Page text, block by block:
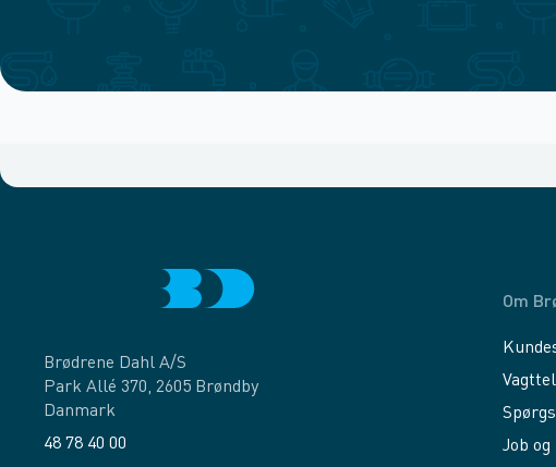
Brødrene Dahl A/S
Park Allé 370, 2605 Brøndby
Danmark
48 78 40 00
Om
Job